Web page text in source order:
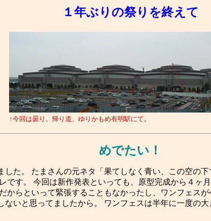
１年ぶりの祭りを終えて
↑今回は曇り。帰り道、ゆりかもめ有明駅にて。
めでたい！
た。 たまさんの元ネタ「果てしなく青い、この空の
す。 今回は新作発表といっても、原型完成から４
からといって緊張することもなかったし、ワンフェス
いと思ってましたから。 ワンフェスは半年に一度の